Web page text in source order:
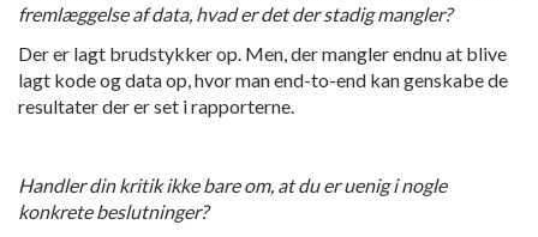
fremlæggelse af data, hvad er det der stadig mangler?
Der er lagt brudstykker op. Men, der mangler endnu at blive
lagt kode og data op, hvor man end-to-end kan genskabe de
resultater der er set i rapporterne.
Handler din kritik ikke bare om, at du er uenig i nogle
konkrete beslutninger?